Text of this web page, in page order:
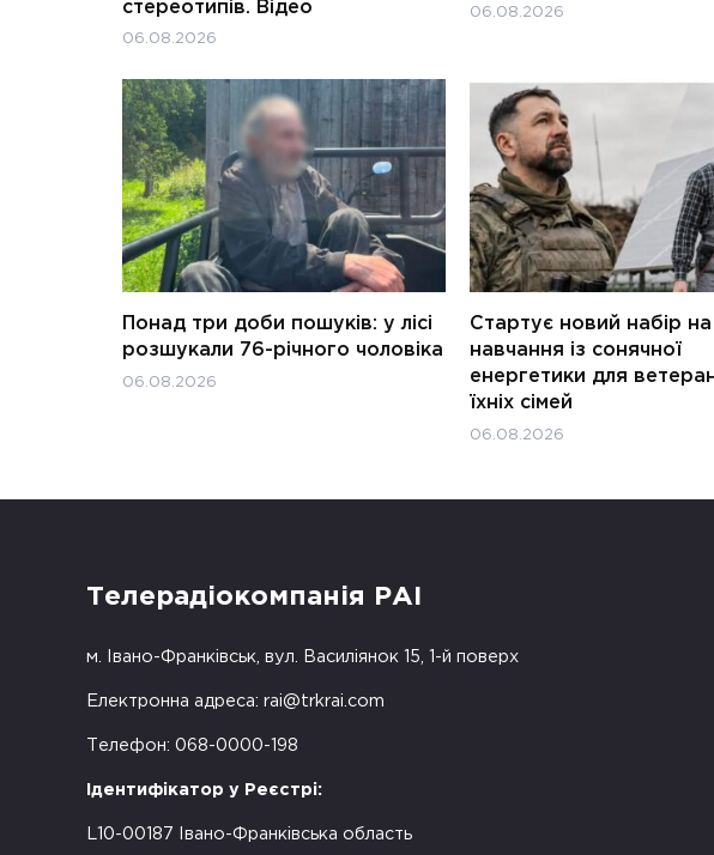
стереотипів. Відео
06.08.2026
06.08.2026
Понад три доби пошуків: у лісі
розшукали 76-річного чоловіка
06.08.2026
Стартує новий набір на
навчання із сонячної
енергетики для
їхніх сімей
06.08.2026
Телерадіокомпанія РАІ
м. Івано-Франківськ, вул. Василіянок 15, 1-й поверх
Електронна адреса: rai@trkrai.com
Телефон: 068-0000-198
Ідентифікатор у Реєстрі:
L10-00187 Івано-Франківська область